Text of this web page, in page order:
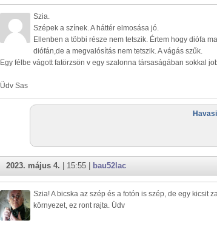
Szia.
Szépek a színek. A háttér elmosása jó.
Ellenben a többi része nem tetszik. Értem hogy diófa
diófán,de a megvalósítás nem tetszik. A vágás szűk.
Egy félbe vágott fatörzsön v egy szalonna társaságában sokkal
Üdv Sas
2023. május 4. | 15:55 | bau52lac
Szia! A bicska az szép és a fotón is szép, de egy kicsit
környezet, ez ront rajta. Üdv